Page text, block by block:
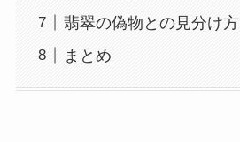
翡翠の偽物との見分け方
まとめ